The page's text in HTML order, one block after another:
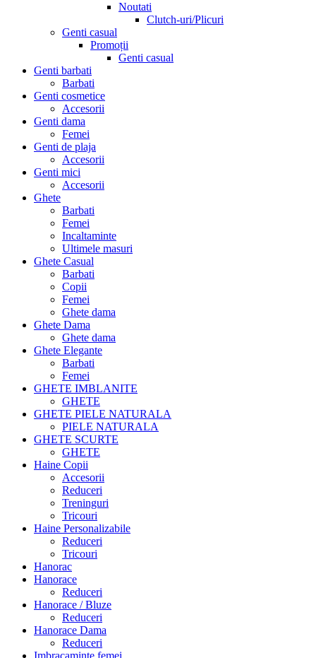
Noutati
Clutch-uri/Plicuri
Genti casual
Promoții
Genti casual
Genti barbati
Barbati
Genti cosmetice
Accesorii
Genti dama
Femei
Genti de plaja
Accesorii
Genti mici
Accesorii
Ghete
Barbati
Femei
Incaltaminte
Ultimele masuri
Ghete Casual
Barbati
Copii
Femei
Ghete dama
Ghete Dama
Ghete dama
Ghete Elegante
Barbati
Femei
GHETE IMBLANITE
GHETE
GHETE PIELE NATURALA
PIELE NATURALA
GHETE SCURTE
GHETE
Haine Copii
Accesorii
Reduceri
Treninguri
Tricouri
Haine Personalizabile
Reduceri
Tricouri
Hanorac
Hanorace
Reduceri
Hanorace / Bluze
Reduceri
Hanorace Dama
Reduceri
Imbracaminte femei